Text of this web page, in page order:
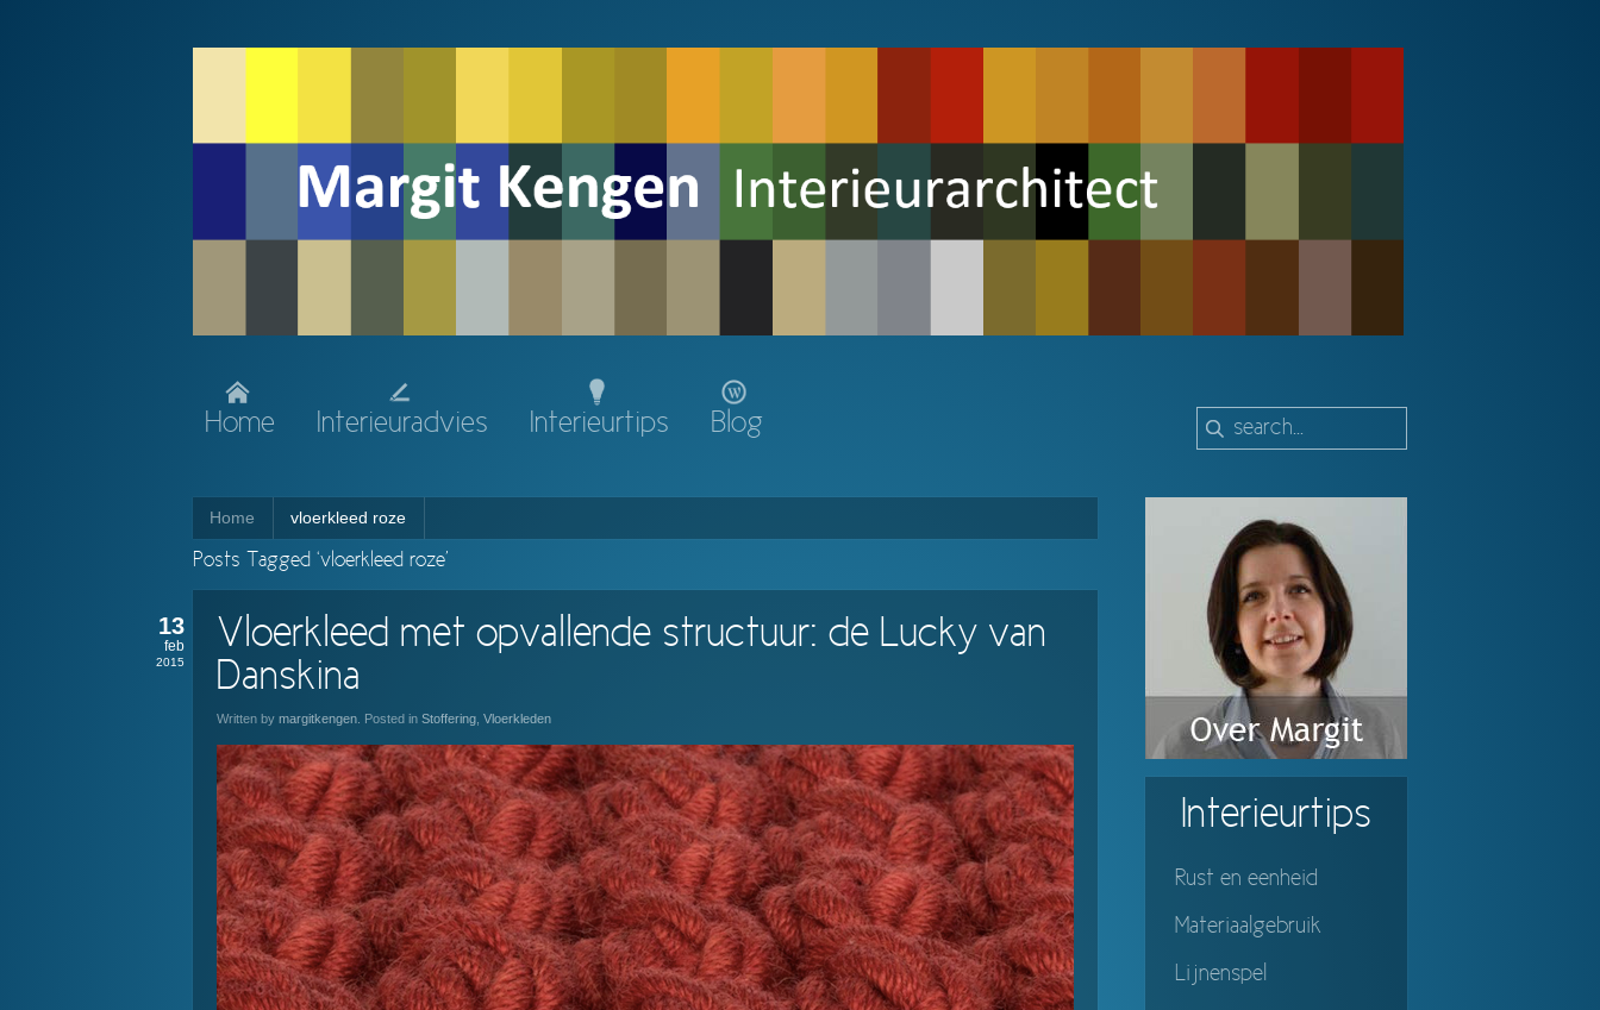
Home Interieuradvies Interieurtips Blog
Home vloerkleed roze
Posts Tagged ‘vloerkleed roze’
13
feb
2015
Vloerkleed met opvallende structuur: de Lucky van
Danskina
Written by margitkengen . Posted in Stoffering Vloerkleden
Interieurtips
Rust en eenheid
Materiaalgebruik
Lijnenspel